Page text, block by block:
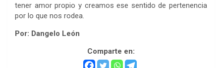
tener amor propio y creamos ese sentido de pertenencia
por lo que nos rodea.
Por: Dangelo León
Comparte en: